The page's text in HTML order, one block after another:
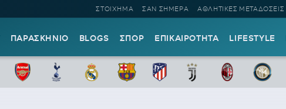
ΣΤΟΙΧΗΜΑ ΣΑΝ ΣΗΜΕΡΑ ΑΘΛΗΤΙΚΕΣ ΜΕΤΑΔΟΣΕΙΣ
ΠΑΡΑΣΚΗΝΙΟ BLOGS ΣΠΟΡ ΕΠΙΚΑΙΡΟΤΗΤΑ LIFESTYLE